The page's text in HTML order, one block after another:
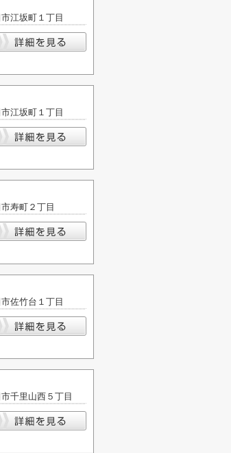
江坂町１丁目
江坂町１丁目
寿町２丁目
佐竹台１丁目
千里山西５丁目